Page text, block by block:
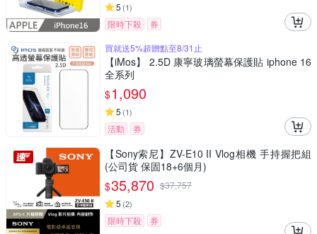
5 (1)
限時下殺
券
買就送5%超贈點至8/31止
【iMos】 2.5D 康寧玻璃螢幕保護貼 iphone 16
全系列
$1,090
5 (1)
活動 券
【Sony索尼】ZV-E10 II Vlog相機 手持握把組
(公司貨 保固18+6個月)
$35,870 $37,757
5 (2)
限時下殺 券